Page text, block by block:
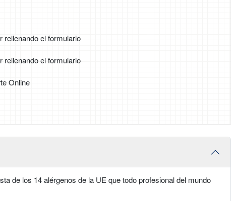
rellenando el formulario
rellenando el formulario
Online
de los 14 alérgenos de la UE que todo profesional del mundo